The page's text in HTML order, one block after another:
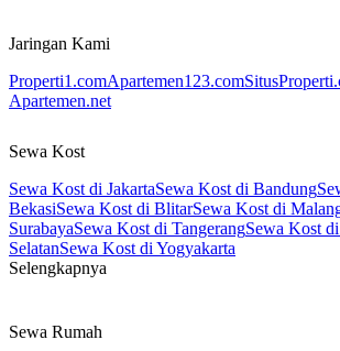
Jaringan Kami
Properti1.comApartemen123.com
Apartemen.net
Sewa Kost
Sewa Kost di JakartaSewa Kost di Bandung
BekasiSewa Kost di BlitarSewa Kost di
SurabayaSewa Kost di TangerangSewa Kost
SelatanSewa Kost di Yogyakarta
Selengkapnya
Sewa Rumah